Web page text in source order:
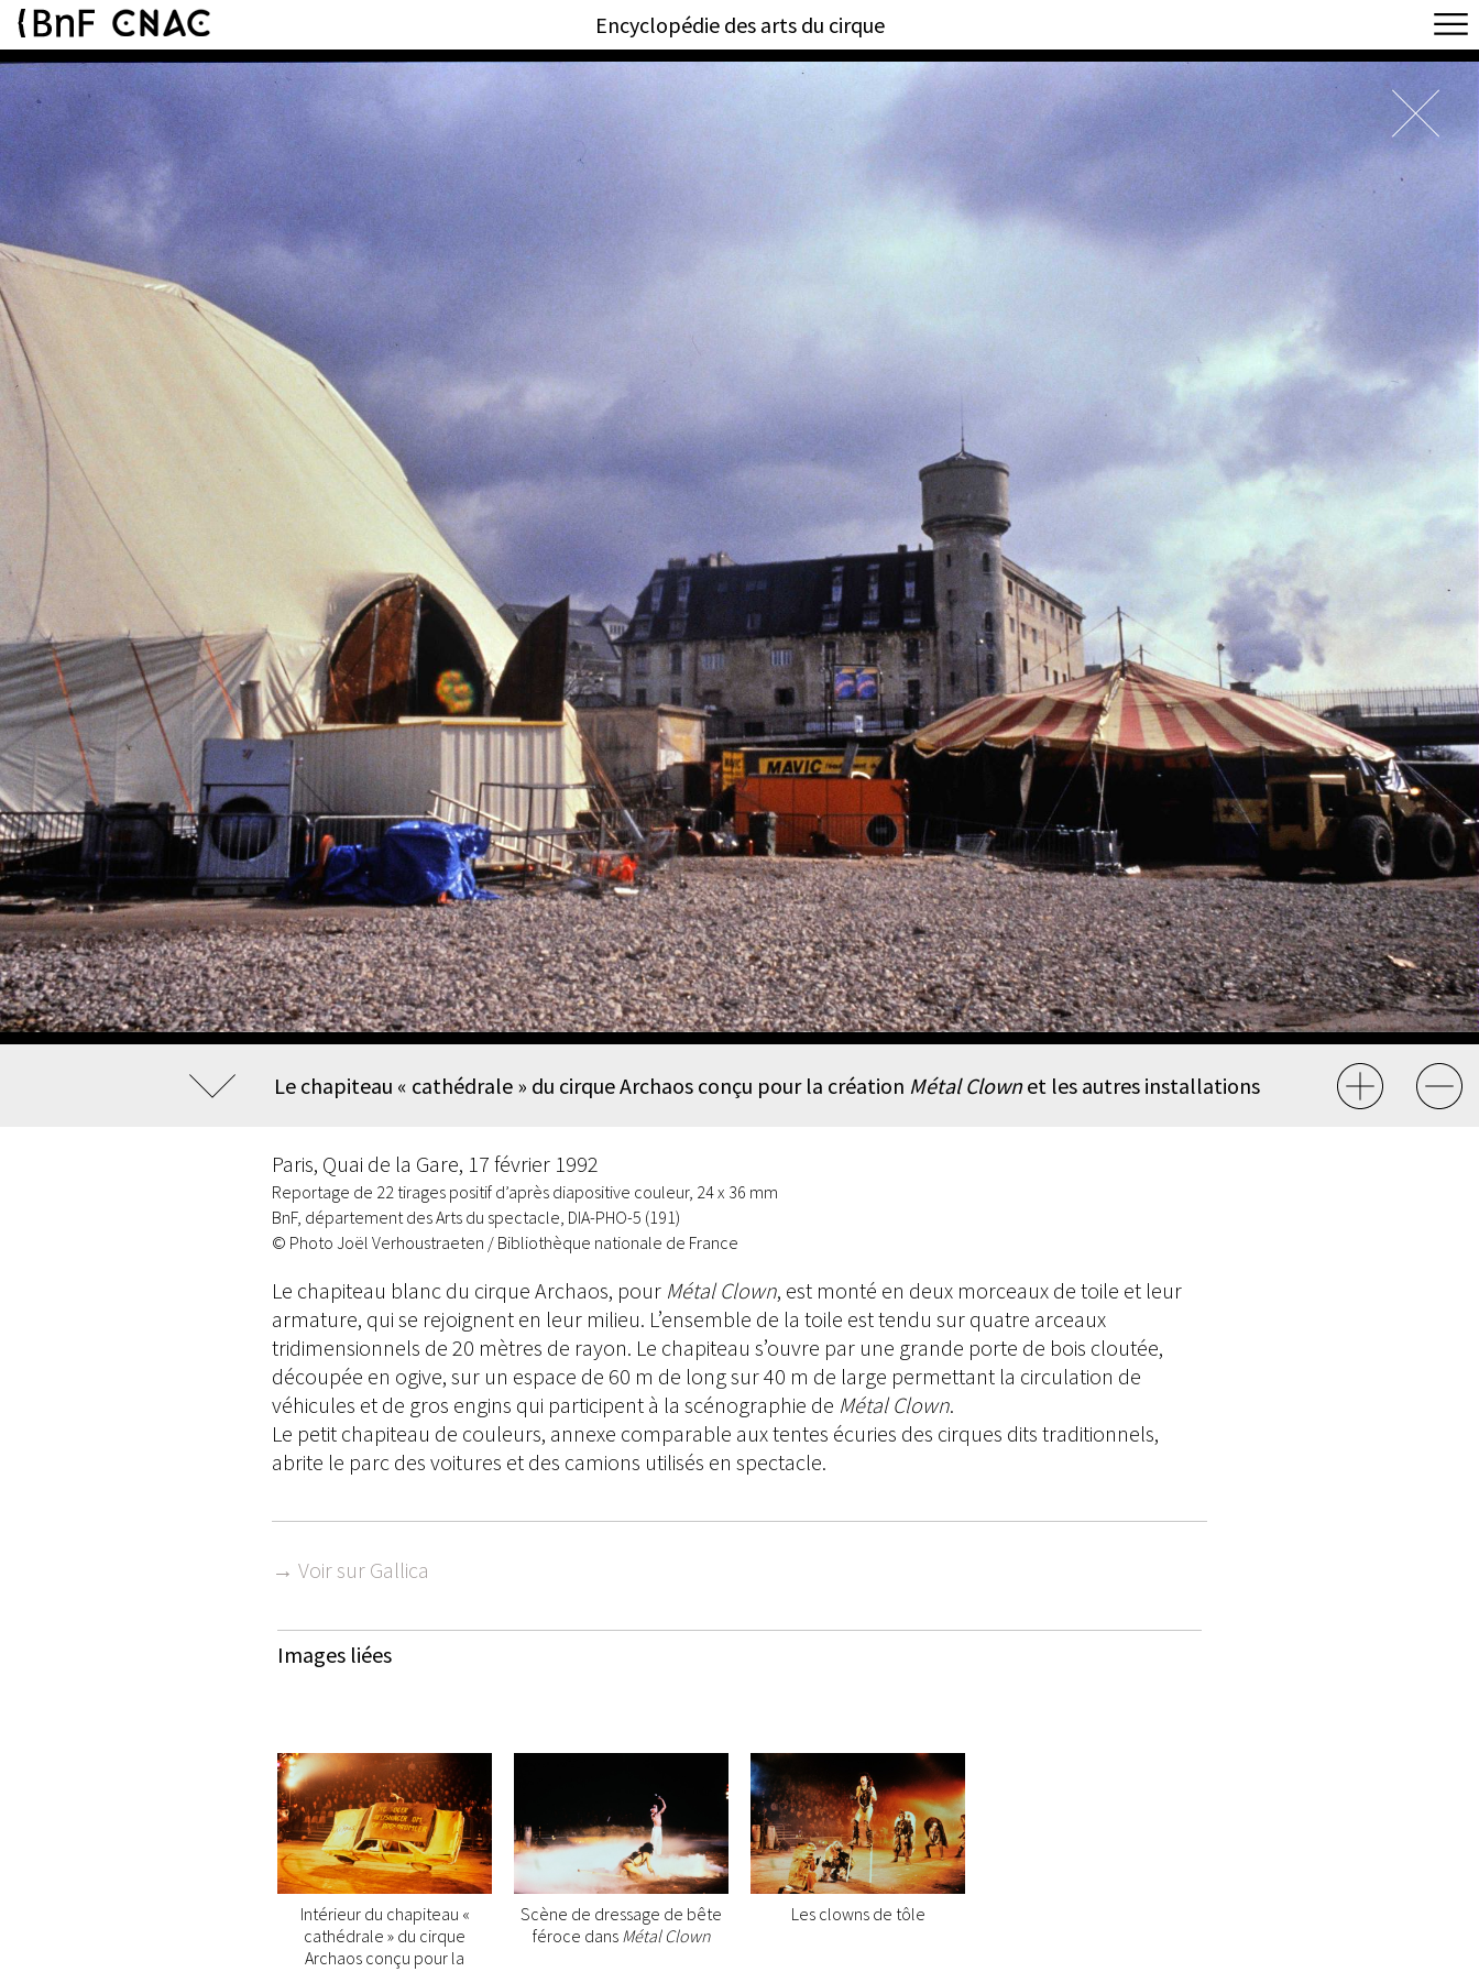
Encyclopédie des arts du cirque
Le chapiteau « cathédrale » du cirque Archaos conçu pour la création Métal Clownet les autres installations
Paris, Quai de la Gare, 17 février 1992
Reportage de 22 tirages positif d’après diapositive couleur, 24 x 36 mm
BnF, département des Arts du spectacle, DIA-PHO-5 (191)
© Photo Joël Verhoustraeten / Bibliothèque nationale de France
Le chapiteau blanc du cirque Archaos, pour Métal Clown, est monté en deux morceaux de toile et leur
armature, qui se rejoignent en leur milieu. L’ensemble de la toile est tendu sur quatre arceaux
tridimensionnels de 20 mètres de rayon. Le chapiteau s’ouvre par une grande porte de bois cloutée,
découpée en ogive, sur un espace de 60 m de long sur 40 m de large permettant la circulation de
véhicules et de gros engins qui participent à la scénographie de Métal Clown.
Le petit chapiteau de couleurs, annexe comparable aux tentes écuries des cirques dits traditionnels,
abrite le parc des voitures et des camions utilisés en spectacle.
→ Voir sur Gallica
Images liées
Intérieur du chapiteau «
cathédrale » du cirque
Archaos conçu pour la
Scène de dressage de bête
féroce dans Métal Clown
Les clowns de tôle